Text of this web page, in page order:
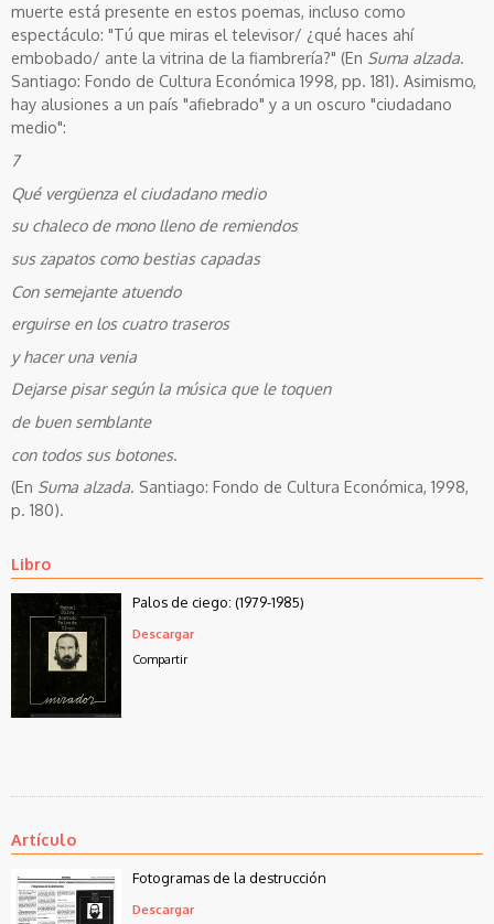
muerte está presente en estos poemas, incluso como
espectáculo: "Tú que miras el televisor/ ¿qué haces ahí
embobado/ ante la vitrina de la fiambrería?" (En Suma alzada.
Santiago: Fondo de Cultura Económica 1998, pp. 181). Asimismo,
hay alusiones a un país "afiebrado" y a un oscuro "ciudadano
medio":
7
Qué vergüenza el ciudadano medio
su chaleco de mono lleno de remiendos
sus zapatos como bestias capadas
Con semejante atuendo
erguirse en los cuatro traseros
y hacer una venia
Dejarse pisar según la música que le toquen
de buen semblante
con todos sus botones.
(En Suma alzada. Santiago: Fondo de Cultura Económica, 1998,
p. 180).
Libro
Palos de ciego: (1979-1985)
Descargar
Compartir
Artículo
Fotogramas de la destrucción
Descargar